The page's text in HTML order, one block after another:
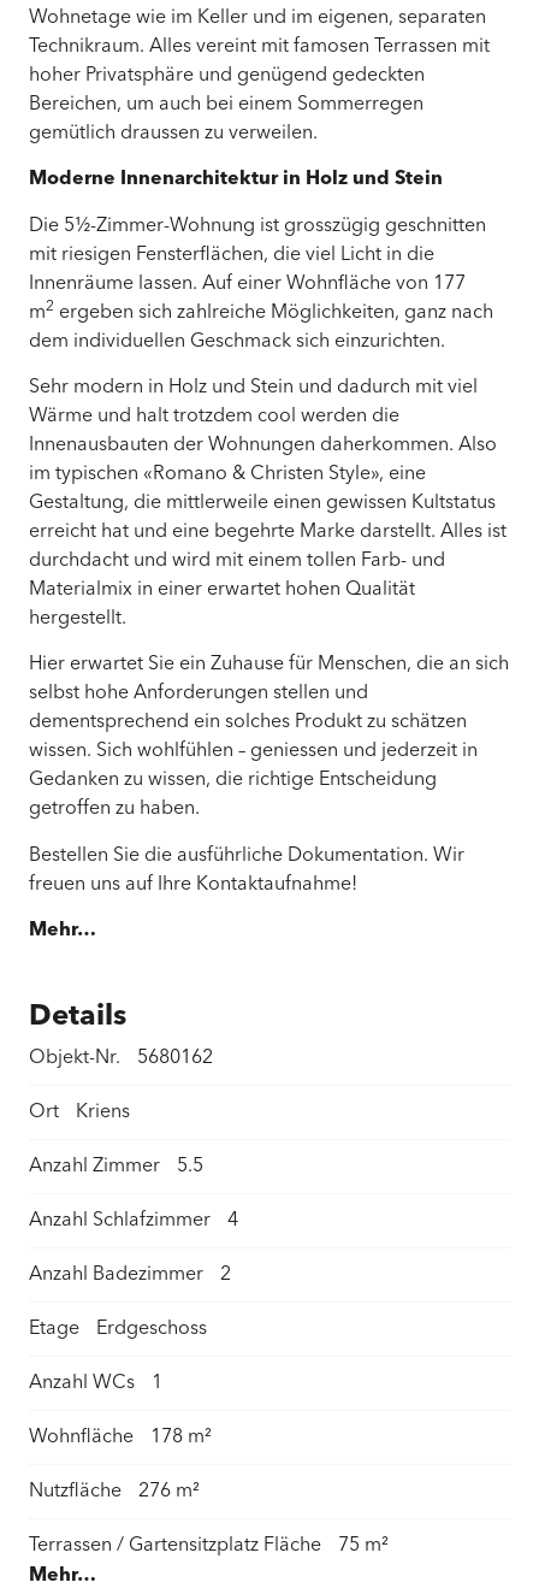
Wohnetage wie im Keller und im eigenen, separaten
Technikraum. Alles vereint mit famosen Terrassen mit
hoher Privatsphäre und genügend gedeckten
Bereichen, um auch bei einem Sommerregen
gemütlich draussen zu verweilen.
Moderne Innenarchitektur in Holz und Stein
Die 5½-Zimmer-Wohnung ist grosszügig geschnitten
mit riesigen Fensterflächen, die viel Licht in die
Innenräume lassen. Auf einer Wohnfläche von 177
m2 ergeben sich zahlreiche Möglichkeiten, ganz nach
dem individuellen Geschmack sich einzurichten.
Sehr modern in Holz und Stein und dadurch mit viel
Wärme und halt trotzdem cool werden die
Innenausbauten der Wohnungen daherkommen. Also
im typischen «Romano & Christen Style», eine
Gestaltung, die mittlerweile einen gewissen Kultstatus
erreicht hat und eine begehrte Marke darstellt. Alles ist
durchdacht und wird mit einem tollen Farb- und
Materialmix in einer erwartet hohen Qualität
hergestellt.
Hier erwartet Sie ein Zuhause für Menschen, die an sich
selbst hohe Anforderungen stellen und
dementsprechend ein solches Produkt zu schätzen
wissen. Sich wohlfühlen – geniessen und jederzeit in
Gedanken zu wissen, die richtige Entscheidung
getroffen zu haben.
Bestellen Sie die ausführliche Dokumentation. Wir
freuen uns auf Ihre Kontaktaufnahme!
Mehr…
Details
Objekt-Nr. 5680162
Ort Kriens
Anzahl Zimmer 5.5
Anzahl Schlafzimmer 4
Anzahl Badezimmer 2
Etage Erdgeschoss
Anzahl WCs 1
Wohnfläche 178 m²
Nutzfläche 276 m²
Terrassen / Gartensitzplatz Fläche 75 m²
Mehr…